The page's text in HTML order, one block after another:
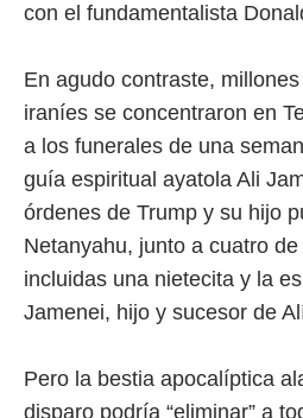
con el fundamentalista
En agudo contraste,
iraníes se concentraron en
a los funerales de una
guía espiritual ayatola Ali
órdenes de Trump y su hijo
Netanyahu, junto a cuatro
incluidas una nietecita y la
Jamenei, hijo y sucesor de
Pero la bestia apocalíptica
disparo podría “eliminar” a